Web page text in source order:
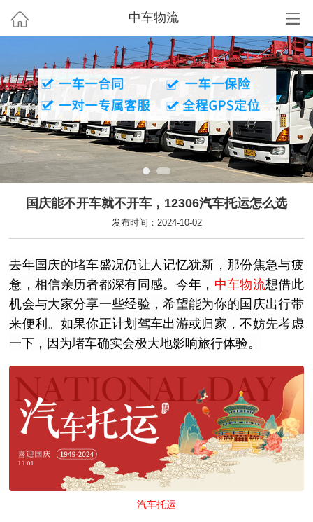
中车物流
国庆能不开车就不开车，12306汽车托运怎么选
发布时间：2024-10-02
去年国庆的堵车盛况仍让人记忆犹新，那份焦急与疲
惫，相信亲历者都深有同感。今年， 中车物流想借此
机会与大家分享一些经验，希望能为你的国庆出行带
来便利。如果你正计划驾车出游或归家，不妨先考虑
一下，因为堵车确实会极大地影响旅行体验。
汽车托运